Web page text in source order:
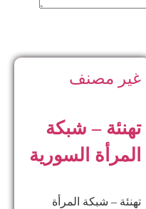
غير مصنف
تهنئة – شبكة
المرأة السورية
تهنئة – شبكة المرأة